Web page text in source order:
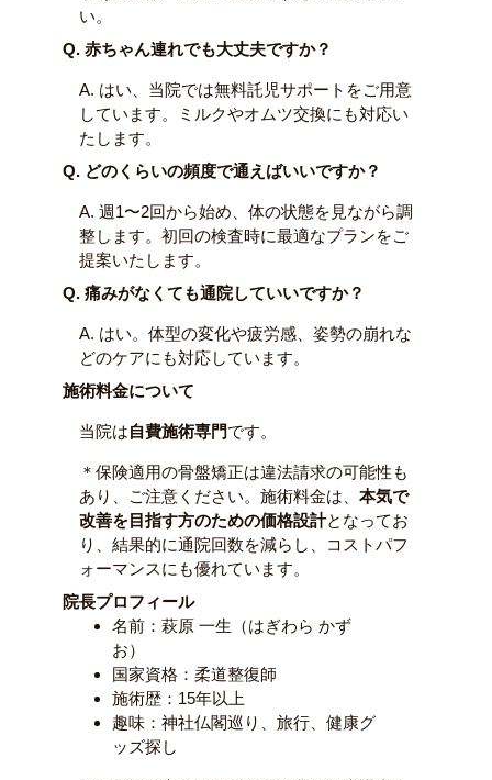
い。
Q. 赤ちゃん連れでも大丈夫ですか？
A. はい、当院では無料託児サポートをご用意
しています。ミルクやオムツ交換にも対応い
たします。
Q. どのくらいの頻度で通えばいいですか？
A. 週1〜2回から始め、体の状態を見ながら調
整します。初回の検査時に最適なプランをご
提案いたします。
Q. 痛みがなくても通院していいですか？
A. はい。体型の変化や疲労感、姿勢の崩れな
どのケアにも対応しています。
施術料金について
当院は自費施術専門です。
＊保険適用の骨盤矯正は違法請求の可能性も
あり、ご注意ください。施術料金は、 本気で
改善を目指す方のための価格設計となってお
り、結果的に通院回数を減らし、コストパフ
ォーマンスにも優れています。
院長プロフィール
名前：萩原 一生（はぎわら かず
お）
国家資格：柔道整復師
施術歴：15年以上
趣味：神社仏閣巡り、旅行、健康グ
ッズ探し